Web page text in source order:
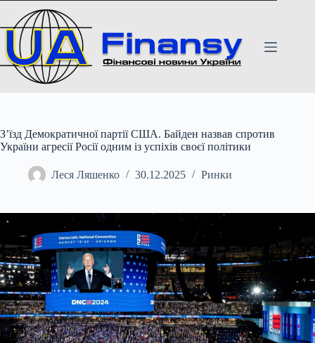
вмісту
З’їзд Демократичної партії США. Байден назвав спротив
України агресії Росії одним із успіхів своєї політики
Леся Ляшенко 30.12.2025 Ринки